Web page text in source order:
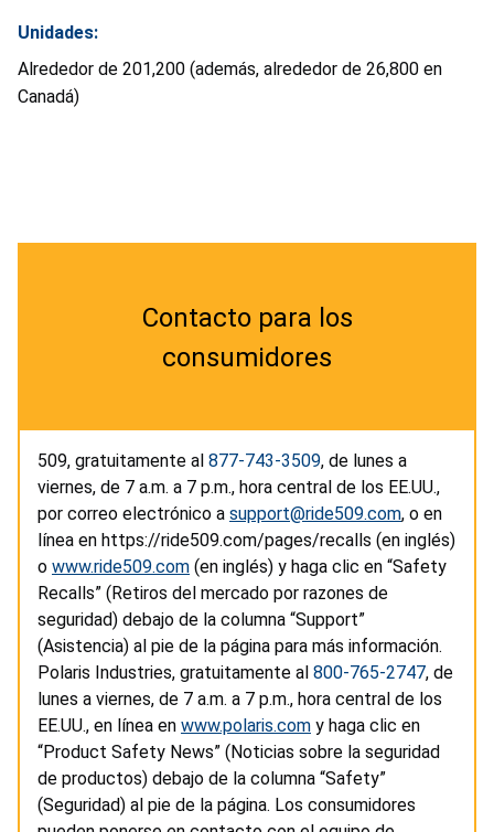
Unidades:
Alrededor de 201,200 (además, alrededor de 26,800 en
Canadá)
Contacto para los
consumidores
509, gratuitamente al 877-743-3509, de lunes a
viernes, de 7 a.m. a 7 p.m., hora central de los EE.UU.,
por correo electrónico a support@ride509.com, o en
línea en https://ride509.com/pages/recalls (en inglés)
o www.ride509.com (en inglés) y haga clic en “Safety
Recalls” (Retiros del mercado por razones de
seguridad) debajo de la columna “Support”
(Asistencia) al pie de la página para más información.
Polaris Industries, gratuitamente al 800-765-2747, de
lunes a viernes, de 7 a.m. a 7 p.m., hora central de los
EE.UU., en línea en www.polaris.com y haga clic en
“Product Safety News” (Noticias sobre la seguridad
de productos) debajo de la columna “Safety”
(Seguridad) al pie de la página. Los consumidores